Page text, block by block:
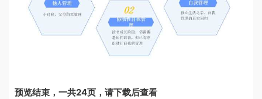
预览结束，一共24页，请下载后查看